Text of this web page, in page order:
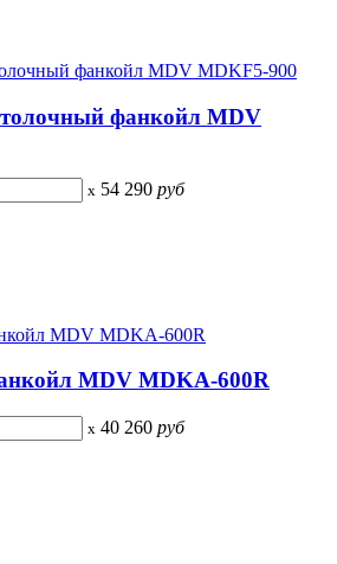
фанкойл MDV
x 54 290 руб
MDV MDKA-600R
x 40 260 руб